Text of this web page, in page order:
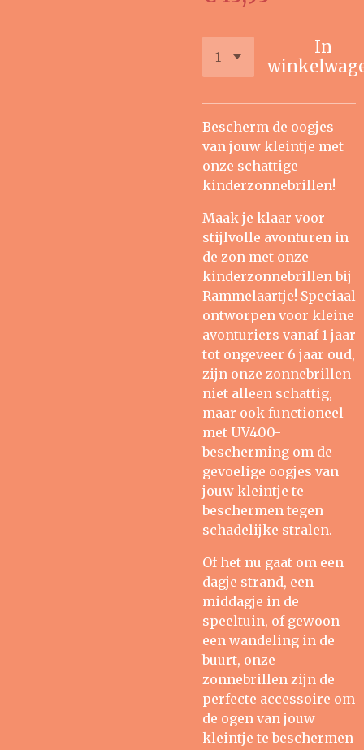
In
Bescherm de oogjes
van jouw kleintje met
onze schattige
kinderzonnebrillen!
Maak je klaar voor
stijlvolle avonturen in
de zon met onze
kinderzonnebrillen bij
Rammelaartje! Speciaal
ontworpen voor kleine
avonturiers vanaf 1 jaar
tot ongeveer 6 jaar oud,
zijn onze zonnebrillen
niet alleen schattig,
maar ook functioneel
met UV400-
bescherming om de
gevoelige oogjes van
jouw kleintje te
beschermen tegen
schadelijke stralen.
Of het nu gaat om een
dagje strand, een
middagje in de
speeltuin, of gewoon
een wandeling in de
buurt, onze
zonnebrillen zijn de
perfecte accessoire om
de ogen van jouw
kleintje te beschermen